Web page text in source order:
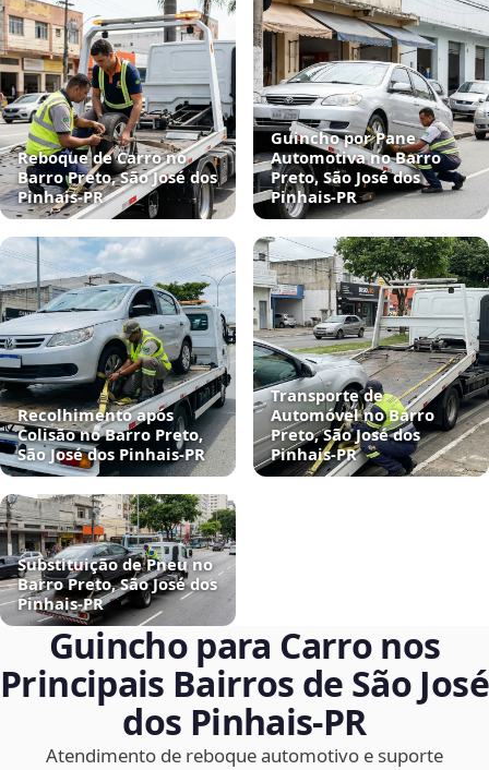
Reboque de Carro no
Barro Preto, São José dos
Pinhais‑PR
Guincho por Pane
Automotiva no Barro
Preto, São José dos
Pinhais‑PR
Recolhimento após
Colisão no Barro Preto,
São José dos Pinhais‑PR
Transporte de
Automóvel no Barro
Preto, São José dos
Pinhais‑PR
Substituição de Pneu no
Barro Preto, São José dos
Pinhais‑PR
Guincho para Carro nos
Principais Bairros de São José
dos Pinhais‑PR
Atendimento de reboque automotivo e suporte